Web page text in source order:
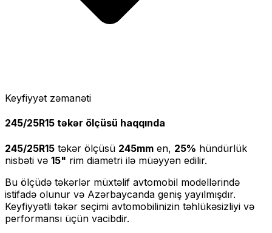
Keyfiyyət zəmanəti
245/25R15 təkər ölçüsü haqqında
245/25R15 təkər ölçüsü 245mm en, 25% hündürlük
nisbəti və 15" rim diametri ilə müəyyən edilir.
Bu ölçüdə təkərlər müxtəlif avtomobil modellərində
istifadə olunur və Azərbaycanda geniş yayılmışdır.
Keyfiyyətli təkər seçimi avtomobilinizin təhlükəsizliyi və
performansı üçün vacibdir.